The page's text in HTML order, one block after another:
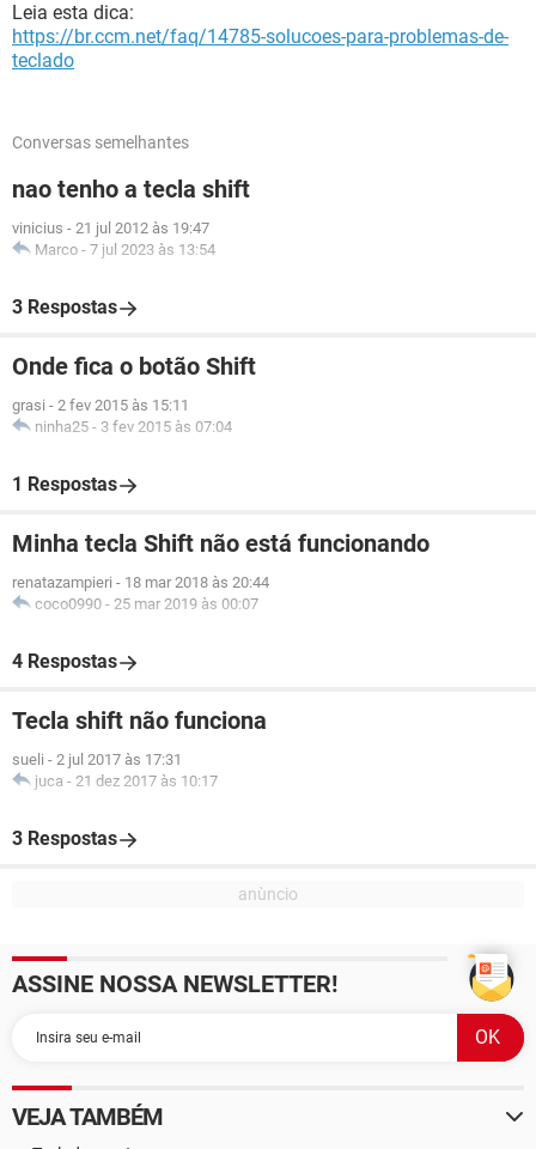
Leia esta dica:
https://br.ccm.net/faq/14785-solucoes-para-problemas-de-
teclado
Conversas semelhantes
nao tenho a tecla shift
vinicius - 21 jul 2012 às 19:47
Marco - 7 jul 2023 às 13:54
3 Respostas
Onde fica o botão Shift
grasi - 2 fev 2015 às 15:11
ninha25 - 3 fev 2015 às 07:04
1 Respostas
Minha tecla Shift não está funcionando
renatazampieri - 18 mar 2018 às 20:44
coco0990 - 25 mar 2019 às 00:07
4 Respostas
Tecla shift não funciona
sueli - 2 jul 2017 às 17:31
juca - 21 dez 2017 às 10:17
3 Respostas
ASSINE NOSSA NEWSLETTER!
VEJA TAMBÉM